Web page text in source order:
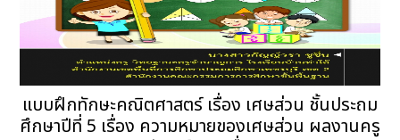
แบบฝึกทักษะคณิตศาสตร์ เรื่อง เศษส่วน ชั้นประถม
ศึกษาปีที่ 5 เรื่อง ความหมายของเศษส่วน ผลงานครู